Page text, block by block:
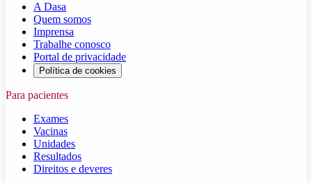
A Dasa
Quem somos
Imprensa
Trabalhe conosco
Portal de privacidade
Política de cookies
Para pacientes
Exames
Vacinas
Unidades
Resultados
Direitos e deveres